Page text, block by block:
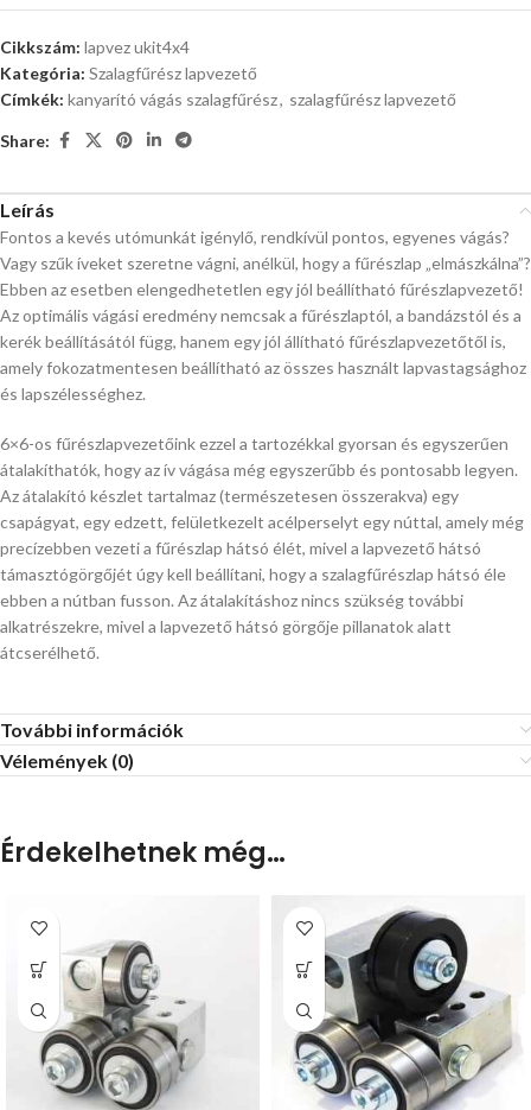
Cikkszám: lapvez ukit4x4
Kategória: Szalagfűrész lapvezető
Címkék: kanyarító vágás szalagfűrész, szalagfűrész lapvezető
Share:
Leírás
Fontos a kevés utómunkát igénylő, rendkívül pontos, egyenes vágás?
Vagy szűk íveket szeretne vágni, anélkül, hogy a fűrészlap „elmászkálna”?
Ebben az esetben elengedhetetlen egy jól beállítható fűrészlapvezető!
Az optimális vágási eredmény nemcsak a fűrészlaptól, a bandázstól és a
kerék beállításától függ, hanem egy jól állítható fűrészlapvezetőtől is,
amely fokozatmentesen beállítható az összes használt lapvastagsághoz
és lapszélességhez.
6×6-os fűrészlapvezetőink ezzel a tartozékkal gyorsan és egyszerűen
átalakíthatók, hogy az ív vágása még egyszerűbb és pontosabb legyen.
Az átalakító készlet tartalmaz (természetesen összerakva) egy
csapágyat, egy edzett, felületkezelt acélperselyt egy núttal, amely még
precízebben vezeti a fűrészlap hátsó élét, mivel a lapvezető hátsó
támasztógörgőjét úgy kell beállítani, hogy a szalagfűrészlap hátsó éle
ebben a nútban fusson. Az átalakításhoz nincs szükség további
alkatrészekre, mivel a lapvezető hátsó görgője pillanatok alatt
átcserélhető.
További információk
Vélemények (0)
Érdekelhetnek még…